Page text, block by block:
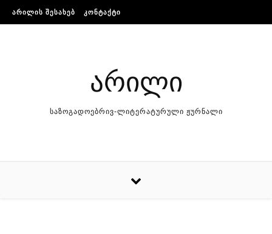
Skip to content
ᲐᲠᲘᲚᲘᲡ ᲨᲔᲡᲐᲮᲔᲑ ᲙᲝᲜᲢᲐᲥᲢᲘ
არილი
საზოგადოებრივ-ლიტერატურული ჟურნალი